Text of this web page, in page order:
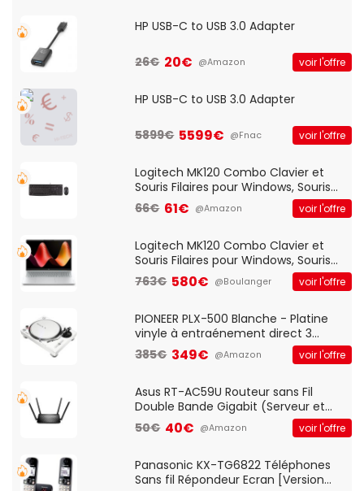
HP USB-C to USB 3.0 Adapter
26€ 20€ @Amazon voir l'offre
HP USB-C to USB 3.0 Adapter
5899€ 5599€ @Fnac voir l'offre
Logitech MK120 Combo Clavier et
Souris Filaires pour Windows, Souris
Optique Filaire, Connexion USB Plug
And Play, Confortable, Taille
QWERTY UK - Noir
66€ 61€ @Amazon voir l'offre
Logitech MK120 Combo Clavier et
Souris Filaires pour Windows, Souris
Optique Filaire, Connexion USB Plug
And Play, Confortable, Taille
QWERTY UK - Noir
763€ 580€ @Boulanger voir l'offre
PIONEER PLX-500 Blanche - Platine
vinyle à entraénement direct 3
vitesses (33-45-78 trs/min) avec
pre-ampli intégré et port USB
385€ 349€ @Amazon voir l'offre
Asus RT-AC59U Routeur sans Fil
Double Bande Gigabit (Serveur et
Client VPN, Triple Vlan, Mode Point
d'accès et Bridge, contrôle Parental,
50€ 40€ @Amazon voir l'offre
Panasonic KX-TG6822 Téléphones
Sans fil Répondeur Ecran [Version